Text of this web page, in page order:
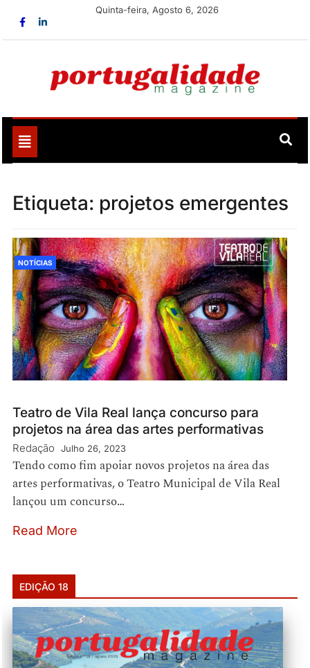
Quinta-feira, Agosto 6, 2026
Portugalidade
Toggle
navigation
Etiqueta: projetos emergentes
NOTÍCIAS
Teatro de Vila Real lança concurso para
projetos na área das artes performativas
Redação Julho 26, 2023
Tendo como fim apoiar novos projetos na área das
artes performativas, o Teatro Municipal de Vila Real
lançou um concurso…
Read More
EDIÇÃO 18